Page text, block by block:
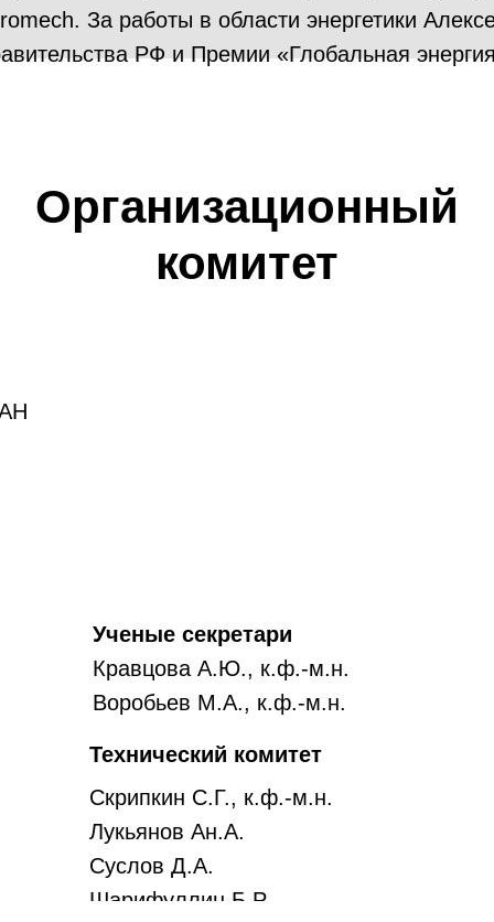
За работы в области энергетики
РФ и Премии «Глобальная
Организационный
комитет
Ученые секретари
Кравцова А.Ю., к.ф.-м.н.
Воробьев М.А., к.ф.-м.н.
Технический комитет
Скрипкин С.Г., к.ф.-м.н.
Лукьянов Ан.А.
Суслов Д.А.
Шарифуллин Б.Р.